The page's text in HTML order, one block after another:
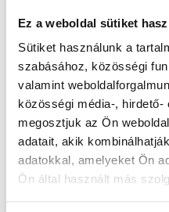
Ez a weboldal sütiket
Sütiket használunk a
szabásához, közösségi
valamint
közösségi média-,
megosztjuk az Ön
adatait, akik
adatokkal, amelyeket Ön
Ön által használt más
vállalkozásnál megrendelt
Nem volt fogyasztó
kéményseprési
vitáját az általa
kéményellenőrzésével,
terjesztette elő. A Budapesti
következtetésre jutott, hogy
szükséges kéményseprési
tevékenységébe
megrendelésre, és
gazdasági társaság nem